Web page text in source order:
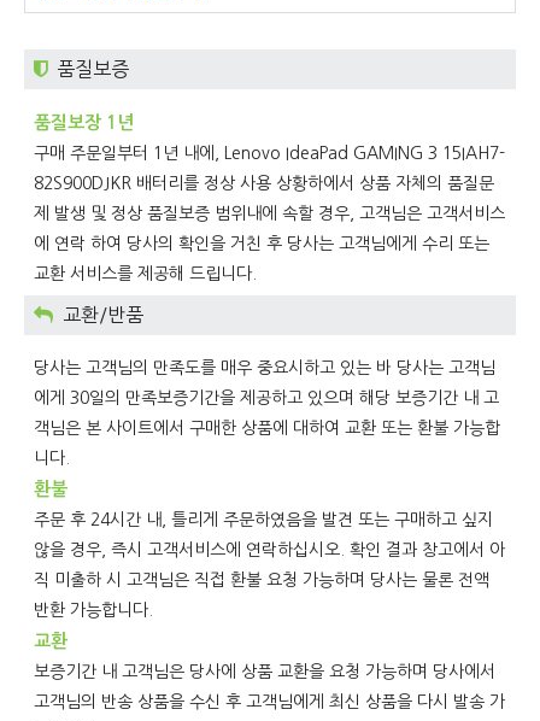
품질보증
품질보장 1년
구매 주문일부터 1년 내에,
Lenovo IdeaPad GAMING 3 15IAH7-
82S900DJKR 배터리 를 정상 사용 상황하에서 상품 자체의 품질문
제 발생 및 정상 품질보증 범위내에 속할 경우, 고객님은 고객서비스
에 연락 하여 당사의 확인을 거친 후 당사는 고객님에게 수리 또는
교환 서비스를 제공해 드립니다.
교환/반품
당사는 고객님의 만족도를 매우 중요시하고 있는 바 당사는 고객님
에게 30일의 만족보증기간을 제공하고 있으며 해당 보증기간 내 고
객님은 본 사이트에서 구매한 상품에 대하여 교환 또는 환불 가능합
니다.
환불
주문 후 24시간 내, 틀리게 주문하였음을 발견 또는 구매하고 싶지
않을 경우, 즉시 고객서비스에 연락하십시오. 확인 결과 창고에서 아
직 미출하 시 고객님은 직접 환불 요청 가능하며 당사는 물론 전액
반환 가능합니다.
교환
보증기간 내 고객님은 당사에 상품 교환을 요청 가능하며 당사에서
고객님의 반송 상품을 수신 후 고객님에게 최신 상품을 다시 발송 가